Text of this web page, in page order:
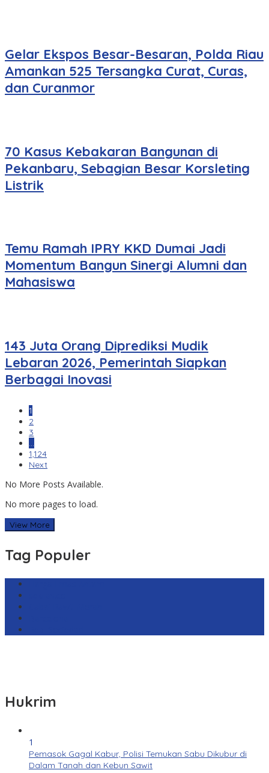
Gelar Ekspos Besar-Besaran, Polda Riau
Amankan 525 Tersangka Curat, Curas,
dan Curanmor
70 Kasus Kebakaran Bangunan di
Pekanbaru, Sebagian Besar Korsleting
Listrik
Temu Ramah IPRY KKD Dumai Jadi
Momentum Bangun Sinergi Alumni dan
Mahasiswa
143 Juta Orang Diprediksi Mudik
Lebaran 2026, Pemerintah Siapkan
Berbagai Inovasi
1
2
3
…
1,124
Next
No More Posts Available.
No more pages to load.
View More
Tag Populer
Hukrim
1
Pemasok Gagal Kabur, Polisi Temukan Sabu Dikubur di
Dalam Tanah dan Kebun Sawit